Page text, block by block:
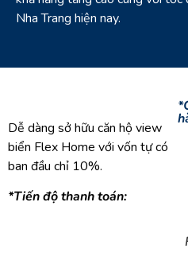
Nha Trang hiện nay.
Dễ dàng sở hữu căn hộ view
biển Flex Home với vốn tự có
ban đầu chỉ 10%.
*Tiến độ thanh toán: